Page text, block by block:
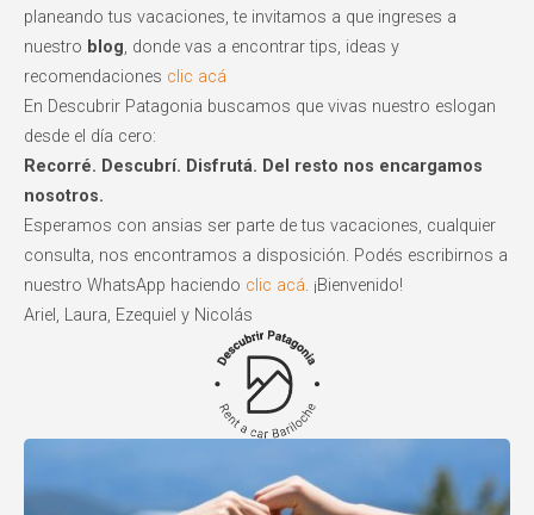
planeando tus vacaciones, te invitamos a que ingreses a
nuestro blog, donde vas a encontrar tips, ideas y
recomendaciones clic acá
En Descubrir Patagonia buscamos que vivas nuestro eslogan
desde el día cero:
Recorré. Descubrí. Disfrutá. Del resto nos encargamos
nosotros.
Esperamos con ansias ser parte de tus vacaciones, cualquier
consulta, nos encontramos a disposición. Podés escribirnos a
nuestro WhatsApp haciendo clic acá. ¡Bienvenido!
Ariel, Laura, Ezequiel y Nicolás